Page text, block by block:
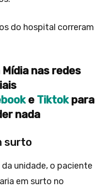
do hospital correram
nas redes
e Tiktokpara
nada
surto
unidade, o paciente
em surto no